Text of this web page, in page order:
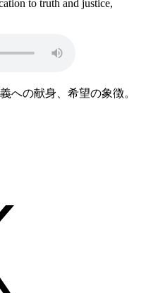
to truth and justice,
への献身、希望の象徴。